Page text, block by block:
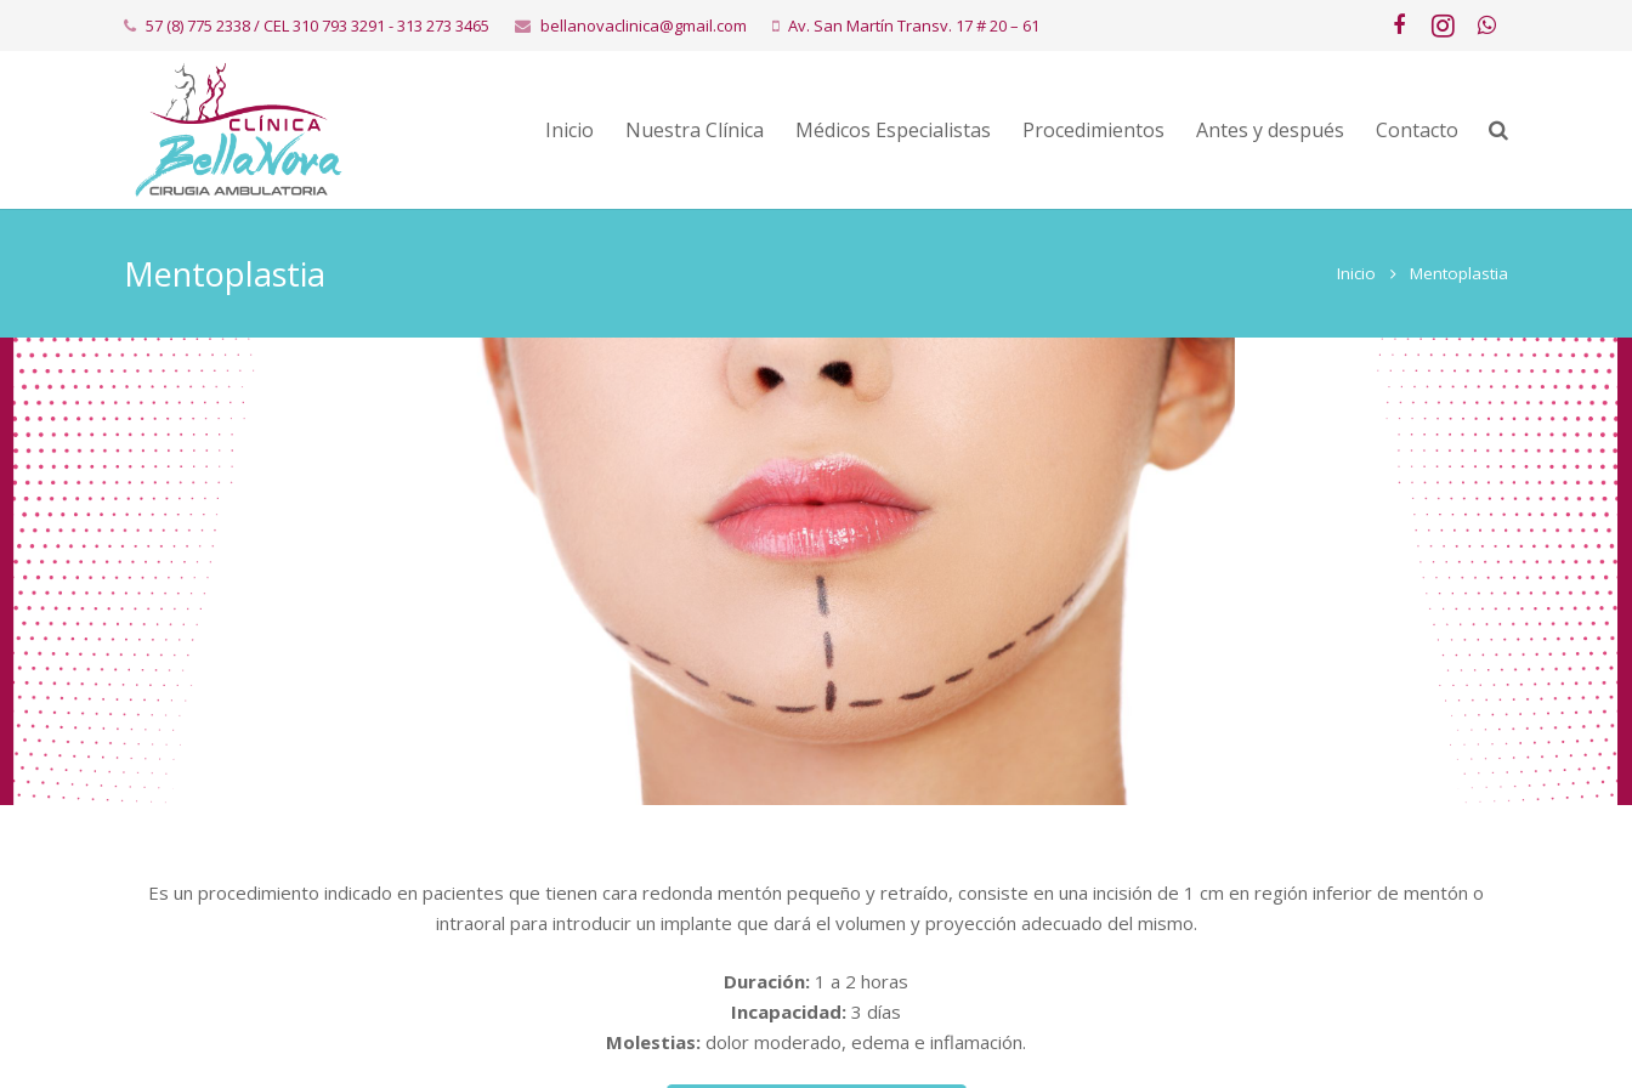
57 (8) 775 2338 / CEL 310 793 3291 - ​​313 273 3465 bellanovaclinica@gmail.com Av. San Martín Transv. 17 # 20 – 61
Inicio Nuestra Clínica Médicos Especialistas Procedimientos Antes y después Contacto
Mentoplastia Inicio Mentoplastia
Es un procedimiento indicado en pacientes que tienen cara redonda mentón pequeño y retraído, consiste en una incisión de 1 cm en región inferior de mentón o
intraoral para introducir un implante que dará el volumen y proyección adecuado del mismo.
Duración: 1 a 2 horas
Incapacidad: 3 días
Molestias: dolor moderado, edema e inflamación.